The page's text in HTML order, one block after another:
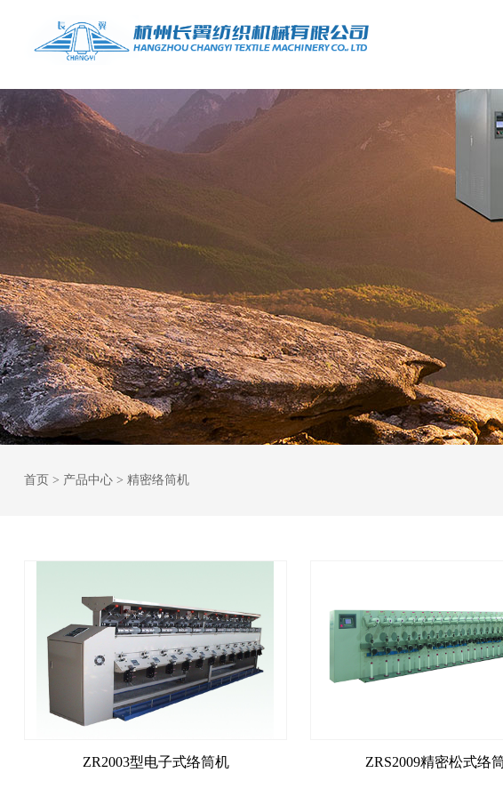
首页 > 产品中心> 精密络筒机
ZR2003型电子式络筒机 ZRS2009精密松式络